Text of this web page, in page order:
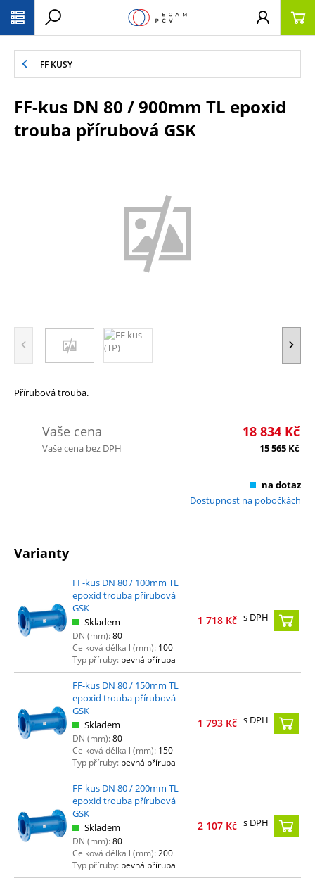
FF KUSY
FF-kus DN 80 / 900mm TL epoxid
trouba přírubová GSK
Přírubová trouba.
Vaše cena 18 834 Kč
Vaše cena bez DPH 15 565 Kč
na dotaz
Dostupnost na pobočkách
Varianty
FF-kus DN 80 / 100mm TL
epoxid trouba přírubová
GSK
Skladem
DN (mm):80
Celková délka l (mm): 100
Typ příruby: pevná příruba
1 718 Kč s DPH
FF-kus DN 80 / 150mm TL
epoxid trouba přírubová
GSK
Skladem
DN (mm):80
Celková délka l (mm): 150
Typ příruby: pevná příruba
1 793 Kč s DPH
FF-kus DN 80 / 200mm TL
epoxid trouba přírubová
GSK
Skladem
DN (mm):80
Celková délka l (mm):200
Typ příruby: pevná příruba
2 107 Kč s DPH